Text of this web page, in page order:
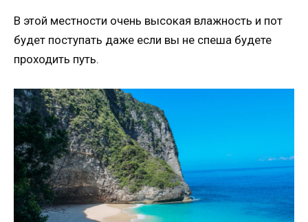
В этой местности очень высокая влажность и пот
будет поступать даже если вы не спеша будете
проходить путь.